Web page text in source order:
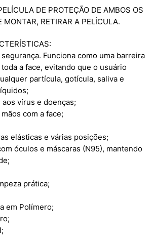
DE PROTEÇÃO DE AMBOS OS
MONTAR, RETIRAR A PELÍCULA.
Funciona como uma barreira
a face, evitando que o usuário
partícula, gotícula, saliva e
vírus e doenças;
com a face;
elásticas e várias posições;
óculos e máscaras (N95), mantendo
prática;
em Polímero;